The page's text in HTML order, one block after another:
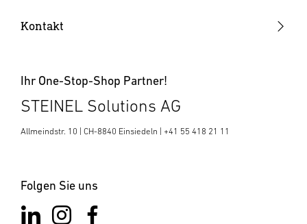
SENSOTEC
Kontakt
Ihr One-Stop-Shop Partner!
STEINEL Solutions AG
Allmeindstr. 10 | CH-8840 Einsiedeln | +41 55 418 21 11
Folgen Sie uns